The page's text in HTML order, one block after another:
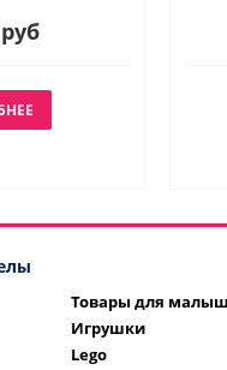
Товары для
Игрушки
Lego